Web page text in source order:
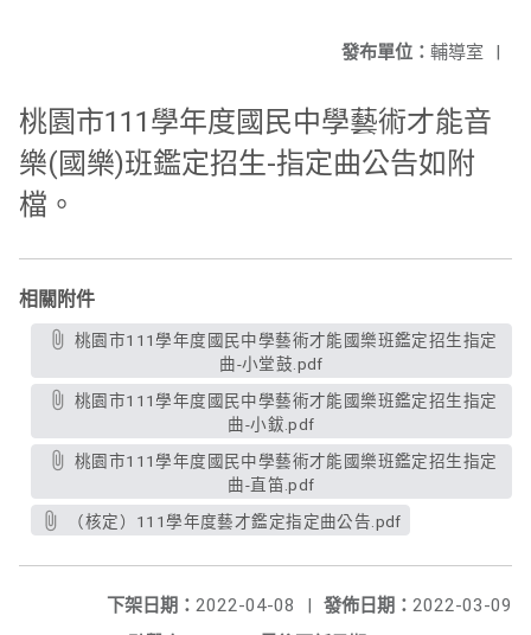
發布單位： 輔導室 |
桃園市111學年度國民中學藝術才能音
樂(國樂)班鑑定招生-指定曲公告如附
檔。
相關附件
曲-小堂鼓.pdf
曲-小鈸.pdf
曲-直笛.pdf
（核定）111學年度藝才鑑定指定曲公告.pdf
發佈日期： 2022-03-09
下架日期： 2022-04-08
|